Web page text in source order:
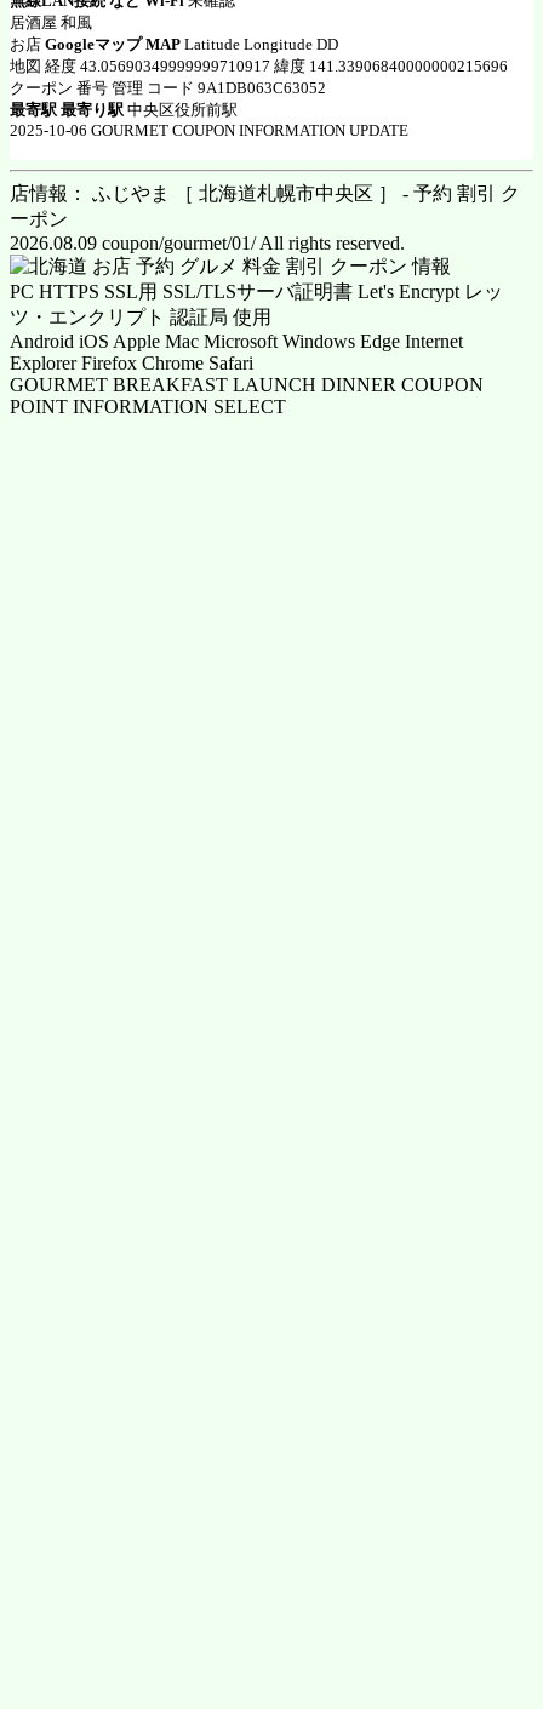
居酒屋 和風
お店 Googleマップ MAP Latitude Longitude DD
地図 経度 43.05690349999999710917 緯度 141.33906840000000215696
クーポン 番号 管理 コード 9A1DB063C63052
最寄駅 最寄り駅 中央区役所前駅
2025-10-06 GOURMET COUPON INFORMATION UPDATE
店情報： ふじやま ［ 北海道札幌市中央区 ］ - 予約 割引 ク
ーポン
2026.08.09 coupon/gourmet/01/ All rights reserved.
PC HTTPS SSL用 SSL/TLSサーバ証明書 Let's Encrypt レッ
ツ・エンクリプト 認証局 使用
Android iOS Apple Mac Microsoft Windows Edge Internet
Explorer Firefox Chrome Safari
GOURMET BREAKFAST LAUNCH DINNER COUPON
POINT INFORMATION SELECT